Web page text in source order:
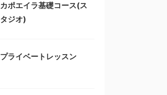
カポエイラ基礎コース(ス
タジオ)
プライベートレッスン